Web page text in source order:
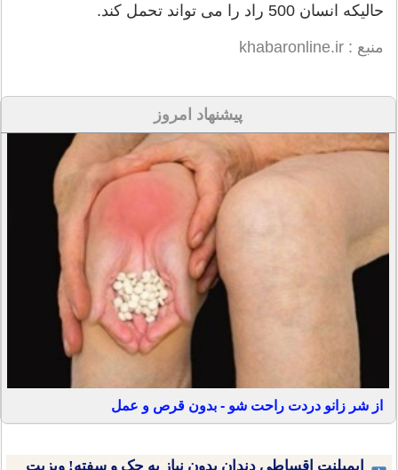
حالیکه انسان 500 راد را می تواند تحمل کند.
منبع : khabaronline.ir
پیشنهاد امروز
از شر زانو دردت راحت شو - بدون قرص و عمل
ایمپلنت اقساطی دندان بدون نیاز به چک و سفته! ویزیت